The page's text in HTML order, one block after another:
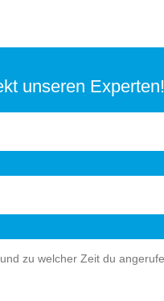
unseren Experten!